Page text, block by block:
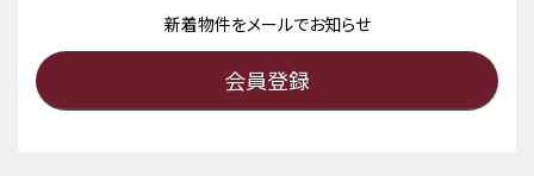
新着物件をメールでお知らせ
会員登録